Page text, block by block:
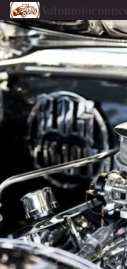
Automotoconnect